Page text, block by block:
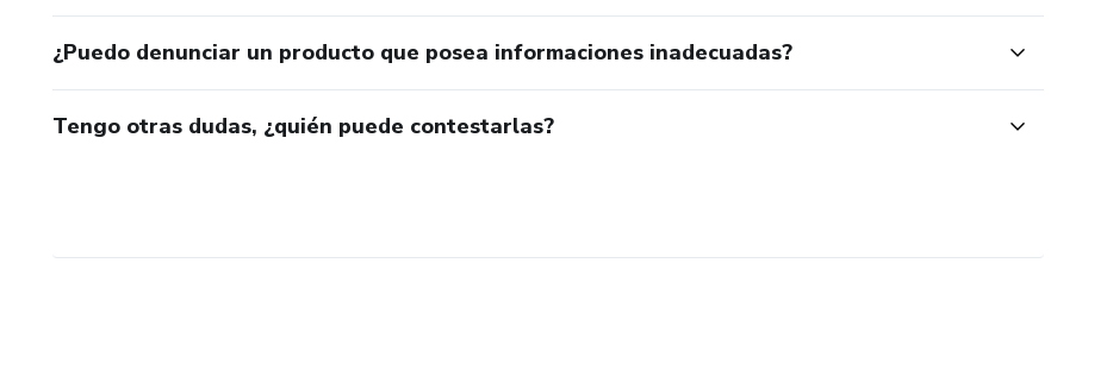
¿Puedo denunciar un producto que posea informaciones inadecuadas?
Tengo otras dudas, ¿quién puede contestarlas?